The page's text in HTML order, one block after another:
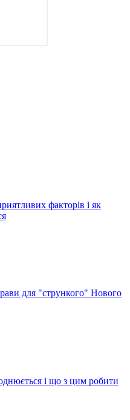
факторів і як
для "стрункого" Нового
і що з цим робити